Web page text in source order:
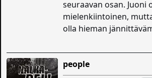
seuraavan osan. Juoni
mielenkiintoinen,
olla hieman
people